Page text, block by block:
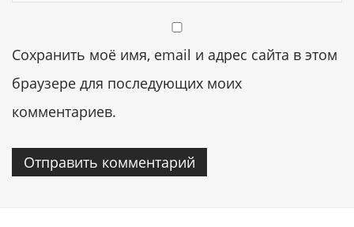
Сохранить моё имя, email и адрес сайта в этом
браузере для последующих моих
комментариев.